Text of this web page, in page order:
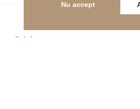
Telefon
Nu accept